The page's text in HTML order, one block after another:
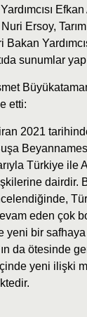
Ersoy,
sunumlar
etti:
2021
Türkiye ile
dairdir.
eden çok
yeni bir
da ötesinde
yeni ilişki